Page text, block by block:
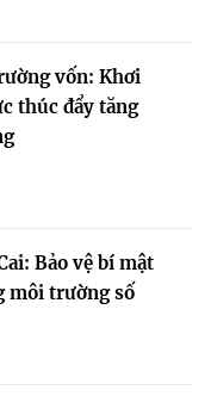
vốn: Khơi
thúc đẩy tăng
Bảo vệ bí mật
môi trường số